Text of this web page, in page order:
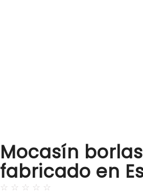
Mocasín
fabricado en
☆ ☆ ☆ ☆ ☆